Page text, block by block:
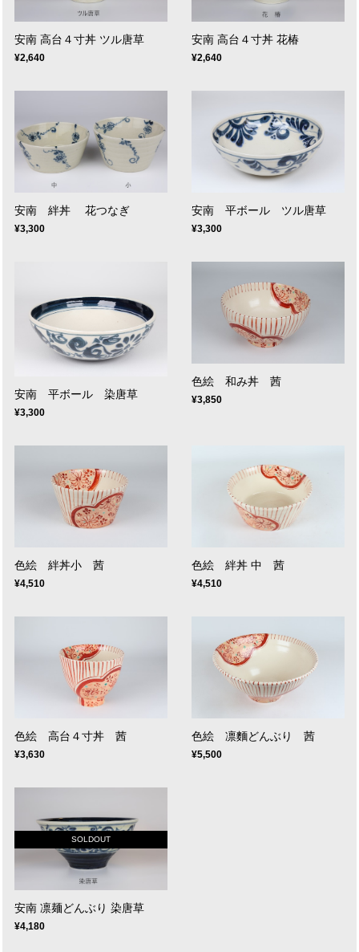
安南 高台４寸丼 ツル唐草
¥2,640
安南 高台４寸丼 花椿
¥2,640
安南 絆丼 花つなぎ
¥3,300
安南 平ボール ツル唐草
¥3,300
安南 平ボール 染唐草
¥3,300
色絵 和み丼 茜
¥3,850
色絵 絆丼小 茜
¥4,510
色絵 絆丼 中 茜
¥4,510
色絵 高台４寸丼 茜
¥3,630
色絵 凛麵どんぶり 茜
¥5,500
SOLDOUT
安南 凛麺どんぶり 染唐草
¥4,180